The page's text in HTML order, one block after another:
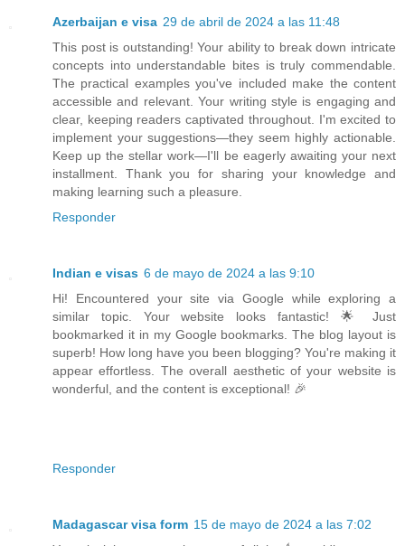
Azerbaijan e visa 29 de abril de 2024 a las 11:48
This post is outstanding! Your ability to break down intricate
concepts into understandable bites is truly commendable.
The practical examples you've included make the content
accessible and relevant. Your writing style is engaging and
clear, keeping readers captivated throughout. I'm excited to
implement your suggestions—they seem highly actionable.
Keep up the stellar work—I'll be eagerly awaiting your next
installment. Thank you for sharing your knowledge and
making learning such a pleasure.
Responder
Indian e visas 6 de mayo de 2024 a las 9:10
Hi! Encountered your site via Google while exploring a
similar topic. Your website looks fantastic! 🌟 Just
bookmarked it in my Google bookmarks. The blog layout is
superb! How long have you been blogging? You're making it
appear effortless. The overall aesthetic of your website is
wonderful, and the content is exceptional! 🎉
Responder
Madagascar visa form 15 de mayo de 2024 a las 7:02